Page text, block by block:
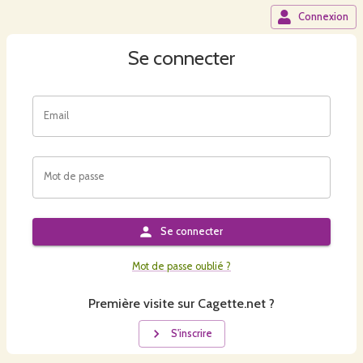
Connexion
Se connecter
Email
Mot de passe
Se connecter
Mot de passe oublié ?
Première visite sur Cagette.net ?
S'inscrire